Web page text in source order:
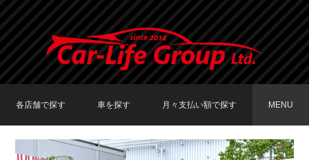
各店舗で探す
TOKYO店在庫車両
大阪店在庫車両
福岡店在庫車両
車を探す
車種で探す
メーカーで探す
月々支払い額で探す
〜19,999円
20,000円〜29,999円
30,000円〜39,999円
40,000円〜49,999円
50,000円〜
MENU